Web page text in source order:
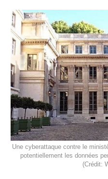
Une cyberattaque contre le
potentiellement les données
(Crédit: